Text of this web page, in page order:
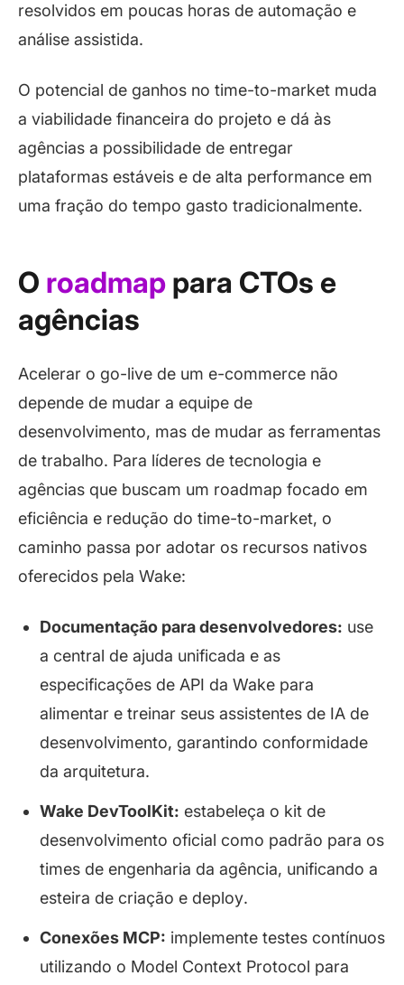
resolvidos em poucas horas de automação e
análise assistida.
O potencial de ganhos no time-to-market muda
a viabilidade financeira do projeto e dá às
agências a possibilidade de entregar
plataformas estáveis e de alta performance em
uma fração do tempo gasto tradicionalmente.
O roadmap para CTOs e
agências
Acelerar o go-live de um e-commerce não
depende de mudar a equipe de
desenvolvimento, mas de mudar as ferramentas
de trabalho. Para líderes de tecnologia e
agências que buscam um roadmap focado em
eficiência e redução do time-to-market, o
caminho passa por adotar os recursos nativos
oferecidos pela Wake:
Documentação para desenvolvedores: use
a central de ajuda unificada e as
especificações de API da Wake para
alimentar e treinar seus assistentes de IA de
desenvolvimento, garantindo conformidade
da arquitetura.
Wake DevToolKit: estabeleça o kit de
desenvolvimento oficial como padrão para os
times de engenharia da agência, unificando a
esteira de criação e deploy.
Conexões MCP: implemente testes contínuos
utilizando o Model Context Protocol para